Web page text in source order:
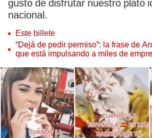
gusto de disfrutar nuestro plato
nacional.
Este billete
“Dejá de pedir permiso”: la frase de
que está impulsando a miles de